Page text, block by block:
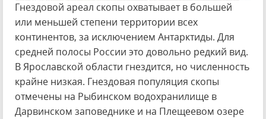
Гнездовой ареал скопы охватывает в большей
или меньшей степени территории всех
континентов, за исключением Антарктиды. Для
средней полосы России это довольно редкий вид.
В Ярославской области гнездится, но численность
крайне низкая. Гнездовая популяция скопы
отмечены на Рыбинском водохранилище в
Дарвинском заповеднике и на Плещеевом озере